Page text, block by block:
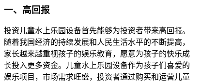
一、高回报
投资儿童水上乐园设备首先能够为投资者带来高回报。
随着我国经济的持续发展和人民生活水平的不断提高，
家长越来越重视孩子的娱乐教育，愿意为孩子的快乐成
长投入更多资金。儿童水上乐园设备作为孩子们喜爱的
娱乐项目，市场需求旺盛，投资者通过购买和运营儿童